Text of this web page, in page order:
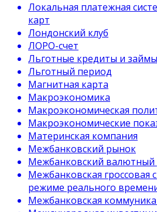
Локальная платежная
карт
Лондонский клуб
ЛОРО-счет
Льготные кредиты и займы
Льготный период
Магнитная карта
Макроэкономика
Макроэкономическая
Макроэкономические
Материнская компания
Межбанковский рынок
Межбанковский
Межбанковская гроссовая
режиме реального
Межбанковская